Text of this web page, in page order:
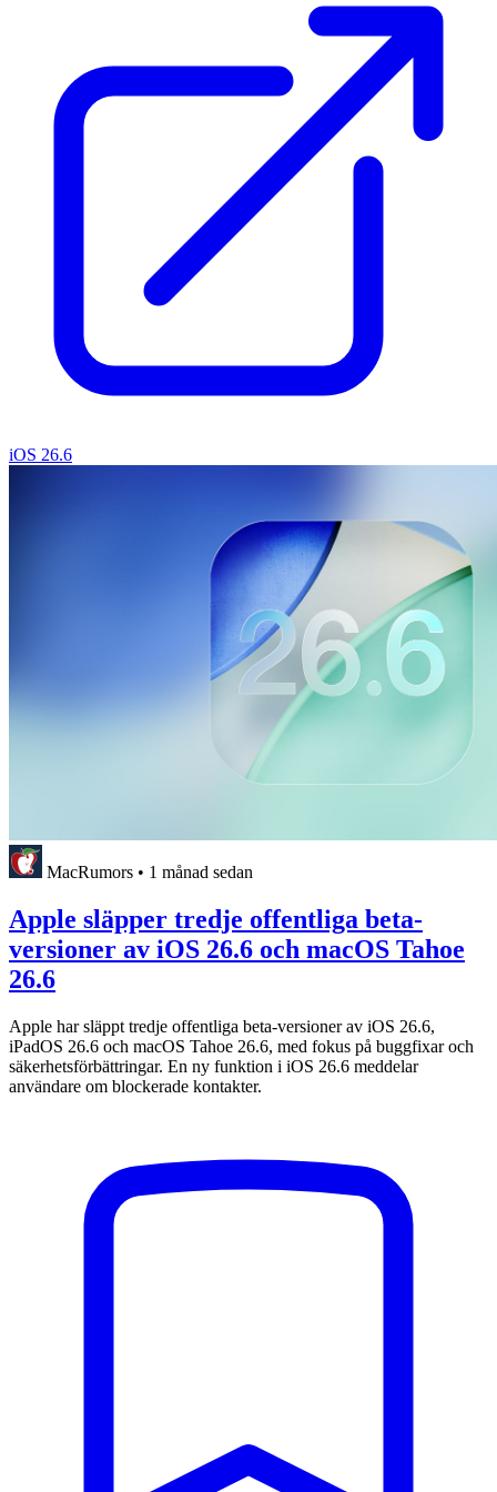
iOS 26.6
MacRumors • 1 månad sedan
Apple släpper tredje offentliga beta-
versioner av iOS 26.6 och macOS Tahoe
26.6
Apple har släppt tredje offentliga beta-versioner av iOS 26.6,
iPadOS 26.6 och macOS Tahoe 26.6, med fokus på buggfixar och
säkerhetsförbättringar. En ny funktion i iOS 26.6 meddelar
användare om blockerade kontakter.